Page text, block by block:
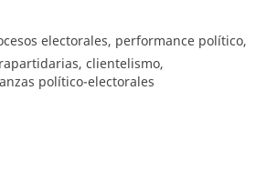
electorales, performance político,
clientelismo,
político-electorales